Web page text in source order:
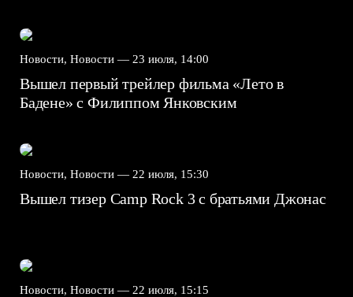
Новости, Новости — 23 июля, 14:00
Вышел первый трейлер фильма «Лето в
Бадене» с Филиппом Янковским
Новости, Новости — 22 июля, 15:30
Вышел тизер Camp Rock 3 с братьями Джонас
Новости, Новости — 22 июля, 15:15